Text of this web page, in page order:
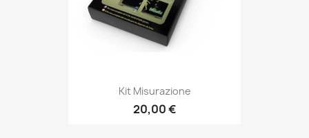
Kit Misurazione
20,00 €